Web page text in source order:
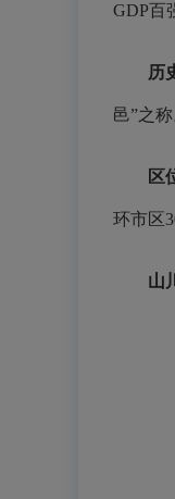
GDP百
历
邑”之称
区
环市区
山